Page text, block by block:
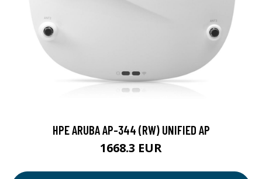
HPE ARUBA AP-344 (RW) UNIFIED AP
1668.3 EUR